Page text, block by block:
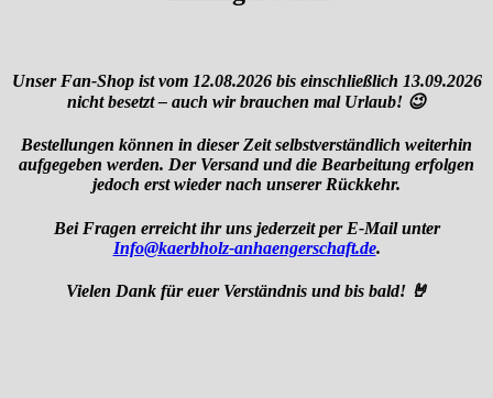
Unser Fan-Shop ist vom 12.08.2026 bis einschließlich 13.09.2026
nicht besetzt – auch wir brauchen mal Urlaub! 😉
Bestellungen können in dieser Zeit selbstverständlich weiterhin
aufgegeben werden. Der Versand und die Bearbeitung erfolgen
jedoch erst wieder nach unserer Rückkehr.
Bei Fragen erreicht ihr uns jederzeit per E-Mail unter
Info@kaerbholz-anhaengerschaft.de.
Vielen Dank für euer Verständnis und bis bald! 🤘